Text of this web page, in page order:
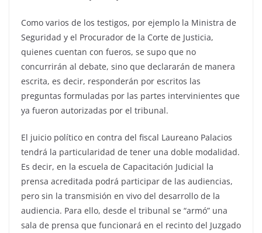
Como varios de los testigos, por ejemplo la Ministra de
Seguridad y el Procurador de la Corte de Justicia,
quienes cuentan con fueros, se supo que no
concurrirán al debate, sino que declararán de manera
escrita, es decir, responderán por escritos las
preguntas formuladas por las partes intervinientes que
ya fueron autorizadas por el tribunal.
El juicio político en contra del fiscal Laureano Palacios
tendrá la particularidad de tener una doble modalidad.
Es decir, en la escuela de Capacitación Judicial la
prensa acreditada podrá participar de las audiencias,
pero sin la transmisión en vivo del desarrollo de la
audiencia. Para ello, desde el tribunal se “armó” una
sala de prensa que funcionará en el recinto del Juzgado